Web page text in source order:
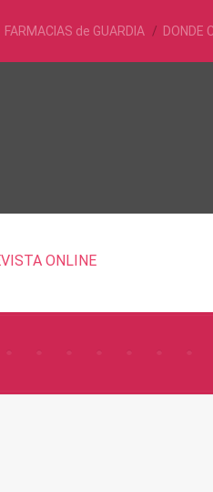
FARMACIAS de GUARDIA DONDE
ONLINE